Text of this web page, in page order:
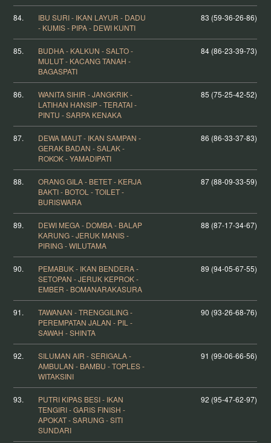
84.
IBU SURI - IKAN LAYUR - DADU
- KUMIS - PIPA - DEWI KUNTI
83 (59-36-26-86)
85.
BUDHA - KALKUN - SALTO -
MULUT - KACANG TANAH -
BAGASPATI
84 (86-23-39-73)
86.
WANITA SIHIR - JANGKRIK -
LATIHAN HANSIP - TERATAI -
PINTU - SARPA KENAKA
85 (75-25-42-52)
87.
DEWA MAUT - IKAN SAMPAN -
GERAK BADAN - SALAK -
ROKOK - YAMADIPATI
86 (86-33-37-83)
88.
ORANG GILA - BETET - KERJA
BAKTI - BOTOL - TOILET -
BURISWARA
87 (88-09-33-59)
89.
DEWI MEGA - DOMBA - BALAP
KARUNG - JERUK MANIS -
PIRING - WILUTAMA
88 (87-17-34-67)
90.
PEMABUK - IKAN BENDERA -
SETOPAN - JERUK KEPROK -
EMBER - BOMANARAKASURA
89 (94-05-67-55)
91.
TAWANAN - TRENGGILING -
PEREMPATAN JALAN - PIL -
SAWAH - SHINTA
90 (93-26-68-76)
92.
SILUMAN AIR - SERIGALA -
AMBULAN - BAMBU - TOPLES -
WITAKSINI
91 (99-06-66-56)
93.
PUTRI KIPAS BESI - IKAN
TENGIRI - GARIS FINISH -
APOKAT - SARUNG - SITI
SUNDARI
92 (95-47-62-97)